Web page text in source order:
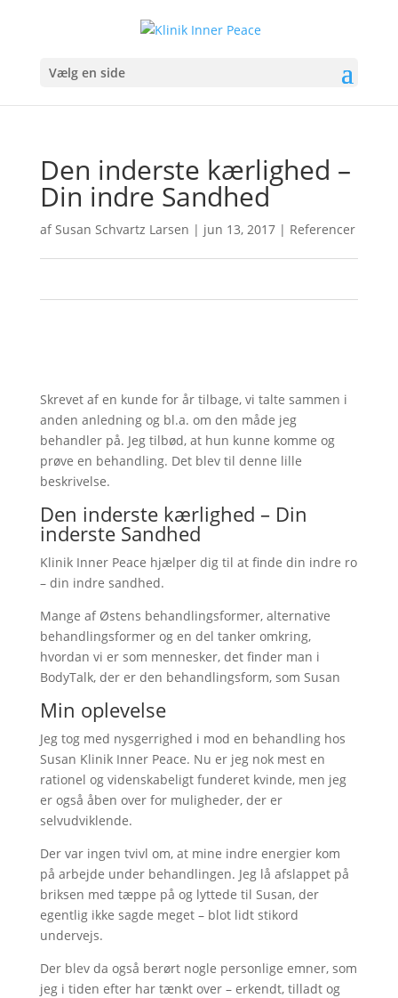
Vælg en side
Den inderste kærlighed –
Din indre Sandhed
af Susan Schvartz Larsen | jun 13, 2017| Referencer
Skrevet af en kunde for år tilbage, vi talte sammen i
anden anledning og bl.a. om den måde jeg
behandler på. Jeg tilbød, at hun kunne komme og
prøve en behandling. Det blev til denne lille
beskrivelse.
Den inderste kærlighed – Din
inderste Sandhed
Klinik Inner Peace hjælper dig til at finde din indre ro
– din indre sandhed.
Mange af Østens behandlingsformer, alternative
behandlingsformer og en del tanker omkring,
hvordan vi er som mennesker, det finder man i
BodyTalk, der er den behandlingsform, som Susan
Min oplevelse
Jeg tog med nysgerrighed i mod en behandling hos
Susan Klinik Inner Peace. Nu er jeg nok mest en
rationel og videnskabeligt funderet kvinde, men jeg
er også åben over for muligheder, der er
selvudviklende.
Der var ingen tvivl om, at mine indre energier kom
på arbejde under behandlingen. Jeg lå afslappet på
briksen med tæppe på og lyttede til Susan, der
egentlig ikke sagde meget – blot lidt stikord
undervejs.
Der blev da også berørt nogle personlige emner, som
jeg i tiden efter har tænkt over – erkendt, tilladt og